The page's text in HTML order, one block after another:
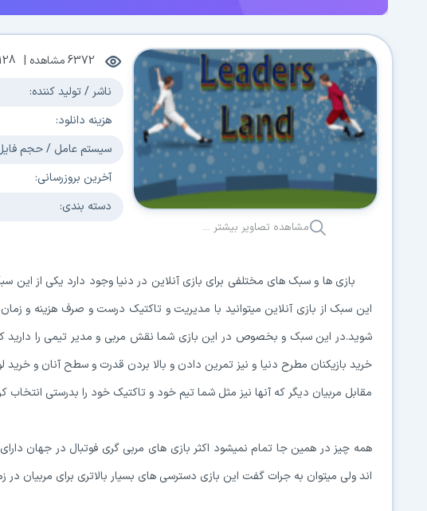
مشاهده تصاویر بیشتر ...
6372مشاهده |
ناشر / تولید کننده:
هزینه دانلود:
سیستم عامل / حجم
آخرین بروزرسانی:
دسته بندی:
بازی ها و سبک های مختلفی برای بازی آنلاین در دنیا وجود دارد یکی از
این سبک از بازی آنلاین میتوانید با مدیریت و تاکتیک درست و صرف هزینه و
شوید.در این سبک و بخصوص در این بازی شما نقش مربی و مدیر تیمی را دارید که
خرید بازیکنان مطرح دنیا و نیز تمرین دادن و بالا بردن قدرت و سطح آنان و خرید
مقابل مربیان دیگر که آنها نیز مثل شما تیم خود و تاکتیک خود را بدرستی انتخاب
همه چیز در همین جا تمام نمیشود اکثر بازی های مربی گری فوتبال در جهان
اند ولی میتوان به جرات گفت این بازی دسترسی های بسیار بالاتری برای مربیان در